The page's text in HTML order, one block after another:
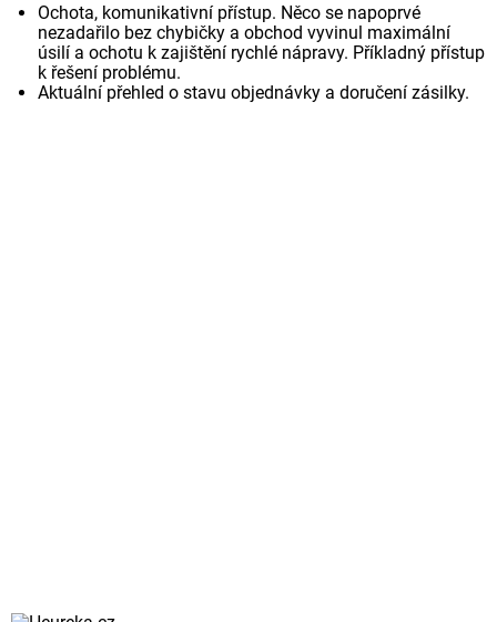
Ochota, komunikativní přístup. Něco se napoprvé
nezadařilo bez chybičky a obchod vyvinul maximální
úsilí a ochotu k zajištění rychlé nápravy. Příkladný přístup
k řešení problému.
Aktuální přehled o stavu objednávky a doručení zásilky.